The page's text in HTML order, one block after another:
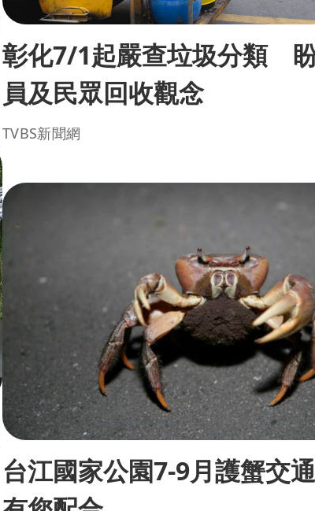
彰化7/1起嚴查垃圾分類
員及民眾回收觀念
TVBS新聞網
台江國家公園7-9月護蟹交